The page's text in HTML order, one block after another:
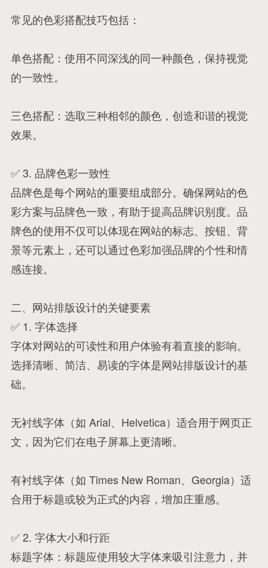
常见的色彩搭配技巧包括：
单色搭配：使用不同深浅的同一种颜色，保持视觉
的一致性。
三色搭配：选取三种相邻的颜色，创造和谐的视觉
效果。
✅ 3. 品牌色彩一致性
品牌色是每个网站的重要组成部分。确保网站的色
彩方案与品牌色一致，有助于提高品牌识别度。品
牌色的使用不仅可以体现在网站的标志、按钮、背
景等元素上，还可以通过色彩加强品牌的个性和情
感连接。
二、网站排版设计的关键要素
✅ 1. 字体选择
字体对网站的可读性和用户体验有着直接的影响。
选择清晰、简洁、易读的字体是网站排版设计的基
础。
无衬线字体（如 Arial、Helvetica）适合用于网页正
文，因为它们在电子屏幕上更清晰。
有衬线字体（如 Times New Roman、Georgia）适
合用于标题或较为正式的内容，增加庄重感。
✅ 2. 字体大小和行距
标题字体：标题应使用较大字体来吸引注意力，并